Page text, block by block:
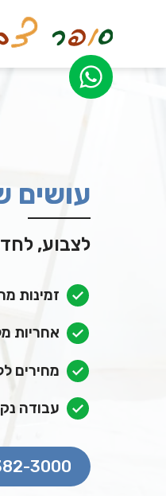
עושים שיפוץ
לצבוע,
זמינות
אחריות
מחירים
עבודה
3000